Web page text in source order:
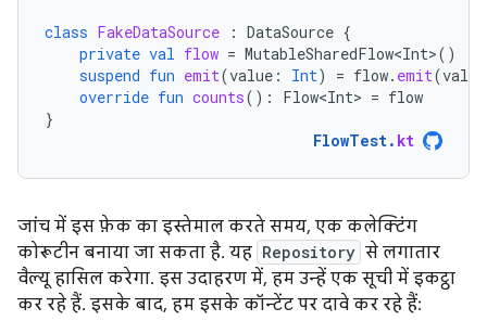
class FakeDataSource : DataSource {
private val flow = MutableSharedFlow<Int>()
suspend fun emit(value : Int) = flow. emit(value
override fun counts(): Flow<Int> = flow
}
FlowTest. kt
जांच में इस फ़ेक का इस्तेमाल करते समय, एक कलेक्टिंग
कोरूटीन बनाया जा सकता है. यह Repository से लगातार
वैल्यू हासिल करेगा. इस उदाहरण में, हम उन्हें एक सूची में इकट्ठा
कर रहे हैं. इसके बाद, हम इसके कॉन्टेंट पर दावे कर रहे हैं: